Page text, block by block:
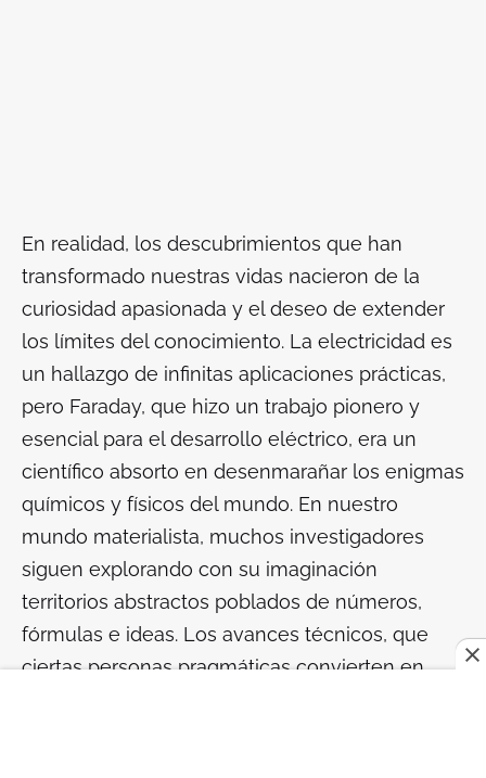
En realidad, los descubrimientos que han
transformado nuestras vidas nacieron de la
curiosidad apasionada y el deseo de extender
los límites del conocimiento. La electricidad es
un hallazgo de infinitas aplicaciones prácticas,
pero Faraday, que hizo un trabajo pionero y
esencial para el desarrollo eléctrico, era un
científico absorto en desenmarañar los enigmas
químicos y físicos del mundo. En nuestro
mundo materialista, muchos investigadores
siguen explorando con su imaginación
territorios abstractos poblados de números,
fórmulas e ideas. Los avances técnicos, que
ciertas personas pragmáticas convierten en